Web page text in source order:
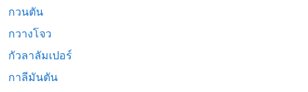
กวนตัน
กวางโจว
กัวลาลัมเปอร์
กาลีมันตัน